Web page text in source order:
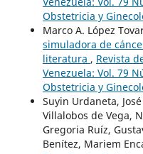
Obstetricia y
Marco A. López
simuladora de
literatura , Revista
Venezuela: Vol. 79
Obstetricia y
Suyin Urdaneta,
Villalobos de Vega,
Gregoria Ruíz,
Benítez, Mariem